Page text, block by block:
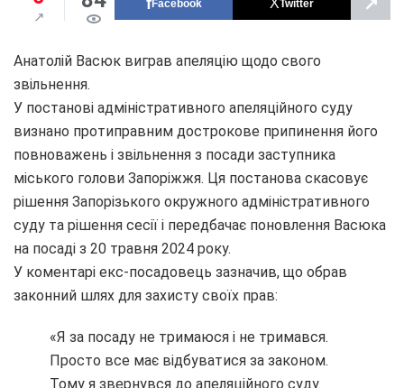
Facebook Twitter
Анатолій Васюк виграв апеляцію щодо свого
звільнення.
У постанові адміністративного апеляційного суду
визнано протиправним дострокове припинення його
повноважень і звільнення з посади заступника
міського голови Запоріжжя. Ця постанова скасовує
рішення Запорізького окружного адміністративного
суду та рішення сесії і передбачає поновлення Васюка
на посаді з 20 травня 2024 року.
У коментарі екс-посадовець зазначив, що обрав
законний шлях для захисту своїх прав:
«Я за посаду не тримаюся і не тримався.
Просто все має відбуватися за законом.
Тому я звернувся до апеляційного суду.